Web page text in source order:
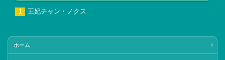
王妃チャン・ノクス
ホーム